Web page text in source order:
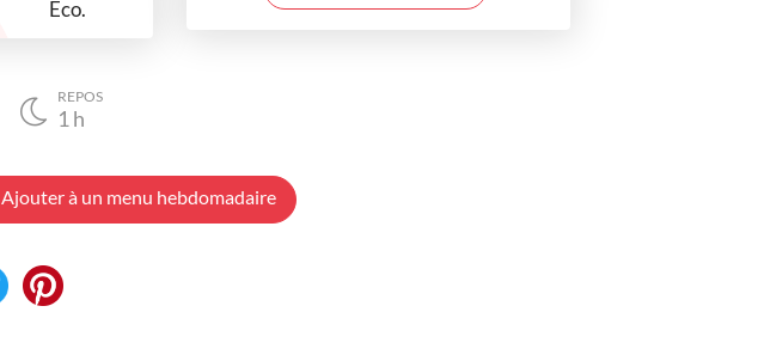
Eco.
REPOS
1 h
Ajouter à un menu hebdomadaire